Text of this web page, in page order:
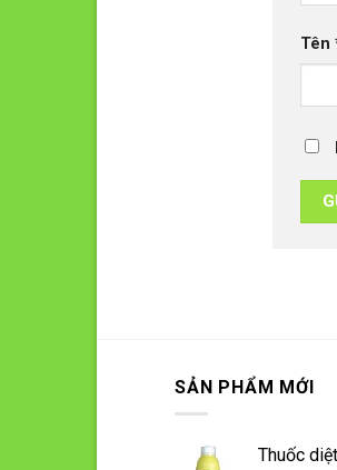
Tên
SẢN PHẨM MỚI
Thuốc